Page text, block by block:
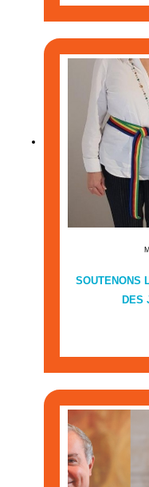
SOUTENONS
DES